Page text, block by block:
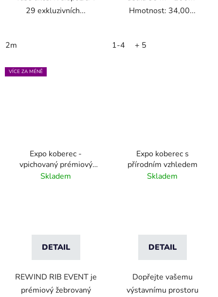
29 exkluzivních...
2m
Hmotnost: 34,00...
1-4 + 5
VÍCE ZA MÉNĚ
Expo koberec -
vpichovaný prémiový
žebrovaný - různé barvy
Skladem
DETAIL
REWIND RIB EVENT je
prémiový žebrovaný
Expo koberec s
přírodním vzhledem
Skladem
DETAIL
Dopřejte vašemu
výstavnímu prostoru